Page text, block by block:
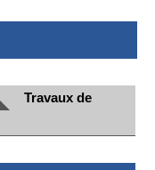
Travaux de